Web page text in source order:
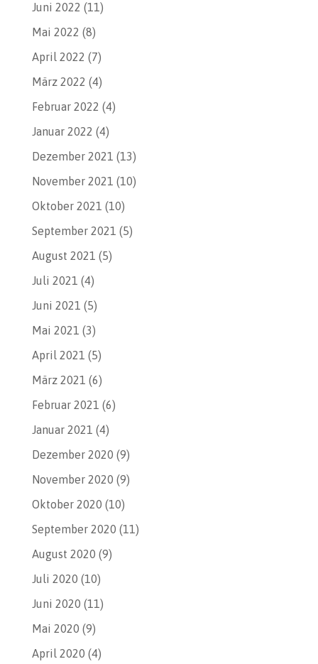
Juni 2022 (11)
Mai 2022 (8)
April 2022 (7)
März 2022 (4)
Februar 2022 (4)
Januar 2022 (4)
Dezember 2021 (13)
November 2021 (10)
Oktober 2021 (10)
September 2021 (5)
August 2021 (5)
Juli 2021 (4)
Juni 2021 (5)
Mai 2021 (3)
April 2021 (5)
März 2021 (6)
Februar 2021 (6)
Januar 2021 (4)
Dezember 2020 (9)
November 2020 (9)
Oktober 2020 (10)
September 2020 (11)
August 2020 (9)
Juli 2020 (10)
Juni 2020 (11)
Mai 2020 (9)
April 2020 (4)